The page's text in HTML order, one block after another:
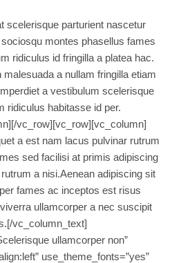
scelerisque parturient nascetur
montes phasellus fames
ridiculus id fringilla a platea hac.
a nullam fringilla etiam
a vestibulum scelerisque
ridiculus habitasse id per.
vc_row][vc_row][vc_column]
a est nam lacus pulvinar rutrum
sed facilisi at primis adipiscing
a nisi.Aenean adipiscing sit
fames ac inceptos est risus
ullamcorper a nec suscipit
vc_column_text]
ullamcorper non”
use_theme_fonts=”yes”